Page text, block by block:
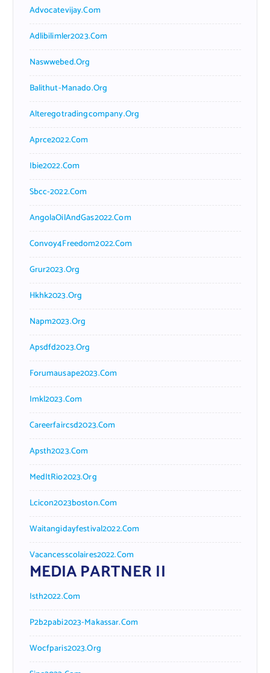
Advocatevijay.com
Adlibilimler2023.com
Naswwebed.org
Balithut-Manado.org
Alteregotradingcompany.org
Aprce2022.com
Ibie2022.com
Sbcc-2022.com
AngolaOilAndGas2022.com
Convoy4Freedom2022.com
Grur2023.org
Hkhk2023.org
Napm2023.org
Apsdfd2023.org
Forumausape2023.com
Imkl2023.com
Careerfaircsd2023.com
Apsth2023.com
MedItRio2023.org
Lcicon2023boston.com
Waitangidayfestival2022.com
Vacancesscolaires2022.com
MEDIA PARTNER II
Isth2022.com
P2b2pabi2023-Makassar.com
Wocfparis2023.org